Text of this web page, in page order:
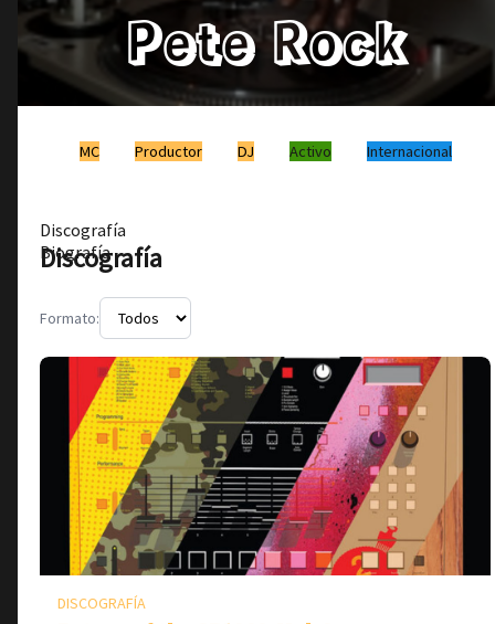
Pete Rock
MC Productor DJ Activo Internacional
Discografía
Biografía
Discografía
Formato:
DISCOGRAFÍA